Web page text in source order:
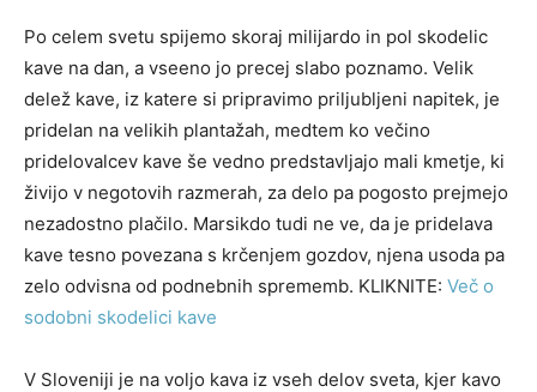
Po celem svetu spijemo skoraj milijardo in pol skodelic
kave na dan, a vseeno jo precej slabo poznamo. Velik
delež kave, iz katere si pripravimo priljubljeni napitek, je
pridelan na velikih plantažah, medtem ko večino
pridelovalcev kave še vedno predstavljajo mali kmetje, ki
živijo v negotovih razmerah, za delo pa pogosto prejmejo
nezadostno plačilo. Marsikdo tudi ne ve, da je pridelava
kave tesno povezana s krčenjem gozdov, njena usoda pa
zelo odvisna od podnebnih sprememb. KLIKNITE: Več o
sodobni skodelici kave
V Sloveniji je na voljo kava iz vseh delov sveta, kjer kavo